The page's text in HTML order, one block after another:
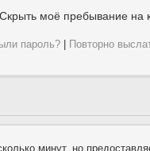
Скрыть моё пребывание на
пароль? | Повторно
минут, но